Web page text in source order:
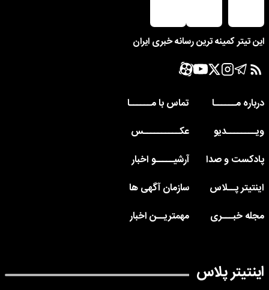
این تیتر کمینه ترین رسانه خبری ایران
درباره مــــــا
تماس با مــــــا
ویــــــــدیو
عکــــــــــس
پادکست و صدا
آرشیـــــو اخبار
اینتیتر پــلاس
سازمان آگهی ها
مجله خبـــری
مهمتریــن اخبار
اینتیتر پلاس